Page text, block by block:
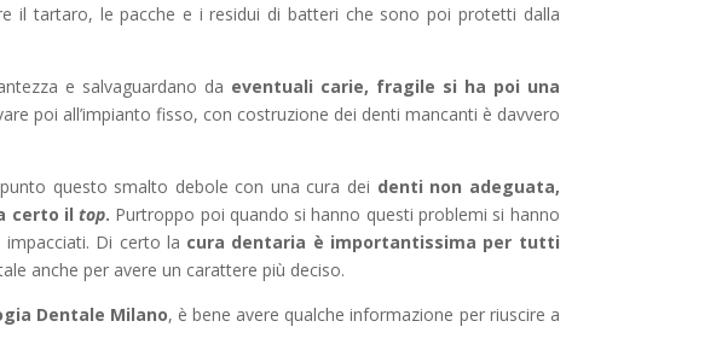
il tartaro, le pacche e i residui di batteri che sono poi protetti dalla
e salvaguardano da eventuali carie, fragile si ha poi una
poi all’impianto fisso, con costruzione dei denti mancanti è davvero
questo smalto debole con una cura dei denti non adeguata,
certo iltop. Purtroppo poi quando si hanno questi problemi si hanno
Di certo la cura dentaria è importantissima per tutti
anche per avere un carattere più deciso.
Dentale Milano, è bene avere qualche informazione per riuscire a